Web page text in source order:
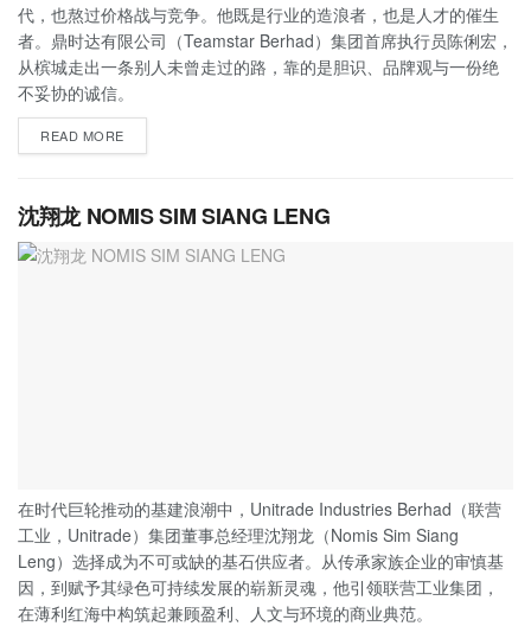
代，也熬过价格战与竞争。他既是行业的造浪者，也是人才的催生
者。鼎时达有限公司（Teamstar Berhad）集团首席执行员陈俐宏，
从槟城走出一条别人未曾走过的路，靠的是胆识、品牌观与一份绝
不妥协的诚信。
READ MORE
沈翔龙 NOMIS SIM SIANG LENG
在时代巨轮推动的基建浪潮中，Unitrade Industries Berhad（联营
工业，Unitrade）集团董事总经理沈翔龙（Nomis Sim Siang
Leng）选择成为不可或缺的基石供应者。从传承家族企业的审慎基
因，到赋予其绿色可持续发展的崭新灵魂，他引领联营工业集团，
在薄利红海中构筑起兼顾盈利、人文与环境的商业典范。